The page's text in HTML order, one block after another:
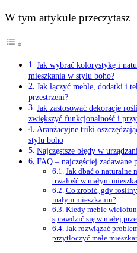
W tym artykule przeczytasz
Jak wybrać kolorystykę i
mieszkania w stylu boho?
Jak łączyć meble, dodatki i
przestrzeni?
Jak zastosować dekoracje
zwiększyć funkcjonalność i
Aranżacyjne triki
stylu boho
Najczęstsze błędy w
FAQ – najczęściej zadawane
Jak dbać o naturalne
trwałość w małym
Co zrobić, gdy
małym mieszkaniu?
Kiedy meble
sprawdzić się w małej
Jak rozwiązać
przytłoczyć małe